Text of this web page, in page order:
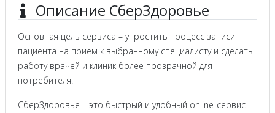
Описание СберЗдоровье
Основная цель сервиса – упростить процесс записи
пациента на прием к выбранному специалисту и сделать
работу врачей и клиник более прозрачной для
потребителя.
СберЗдоровье – это быстрый и удобный online-сервис